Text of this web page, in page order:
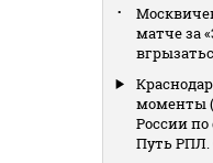
матче за
моменты
России по
Путь РПЛ.